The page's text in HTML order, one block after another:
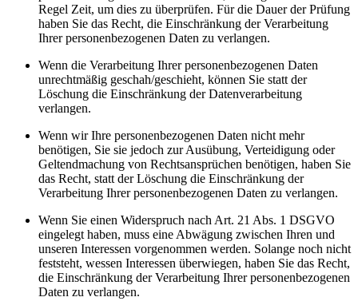
Regel Zeit, um dies zu überprüfen. Für die Dauer der Prüfung
haben Sie das Recht, die Einschränkung der Verarbeitung
Ihrer personenbezogenen Daten zu verlangen.
Wenn die Verarbeitung Ihrer personenbezogenen Daten
unrechtmäßig geschah/geschieht, können Sie statt der
Löschung die Einschränkung der Datenverarbeitung
verlangen.
Wenn wir Ihre personenbezogenen Daten nicht mehr
benötigen, Sie sie jedoch zur Ausübung, Verteidigung oder
Geltendmachung von Rechtsansprüchen benötigen, haben Sie
das Recht, statt der Löschung die Einschränkung der
Verarbeitung Ihrer personenbezogenen Daten zu verlangen.
Wenn Sie einen Widerspruch nach Art. 21 Abs. 1 DSGVO
eingelegt haben, muss eine Abwägung zwischen Ihren und
unseren Interessen vorgenommen werden. Solange noch nicht
feststeht, wessen Interessen überwiegen, haben Sie das Recht,
die Einschränkung der Verarbeitung Ihrer personenbezogenen
Daten zu verlangen.